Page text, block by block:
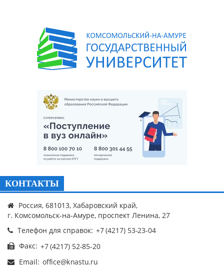
КОНТАКТЫ
Россия, 681013, Хабаровский край,
г. Комсомольск-на-Амуре, проспект Ленина, 27
Телефон для справок:
Факс:
Email: